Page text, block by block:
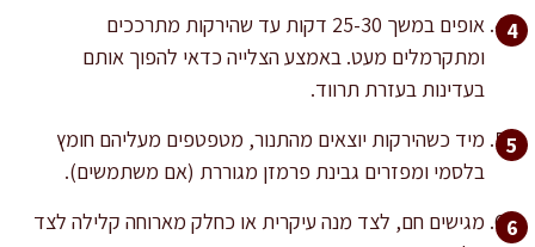
אופים במשך 25-30 דקות עד שהירקות מתרככים
ומתקרמלים מעט. באמצע הצלייה כדאי להפוך אותם
בעדינות בעזרת תרווד.
מיד כשהירקות יוצאים מהתנור, מטפטפים מעליהם חומץ
בלסמי ומפזרים גבינת פרמזן מגוררת (אם משתמשים).
מגישים חם, לצד מנה עיקרית או כחלק מארוחה קלילה לצד